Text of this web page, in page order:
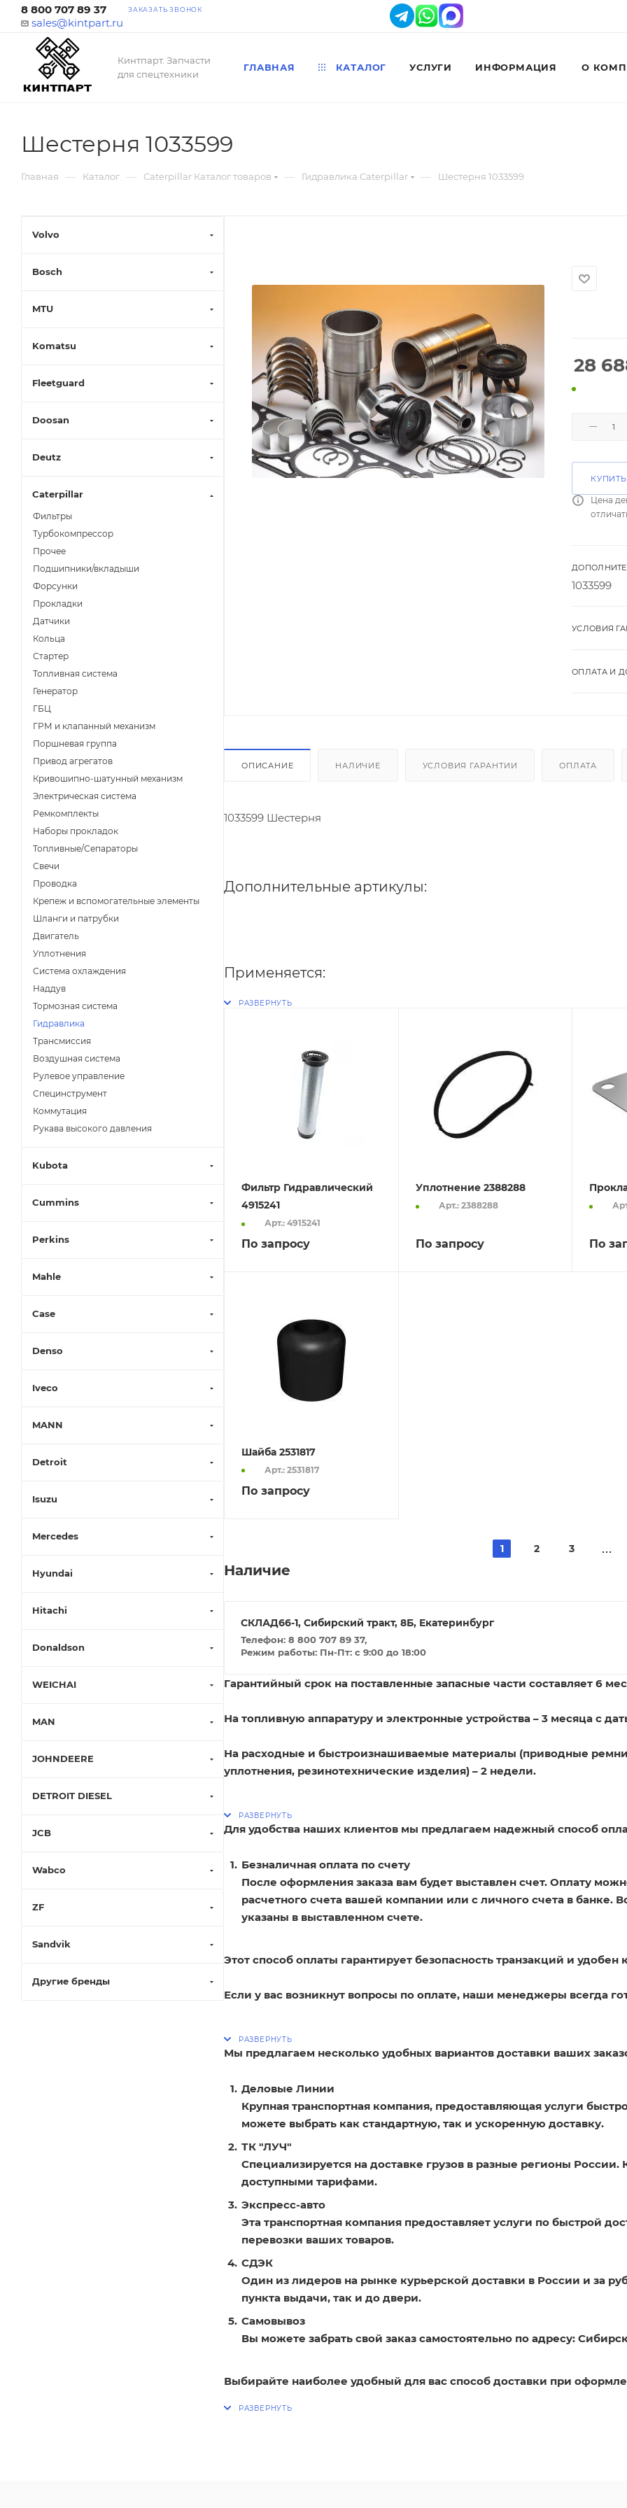
8 800 707 89 37 ЗАКАЗАТЬ ЗВОНОК
sales@kintpart.ru
Кинтпарт. Запчасти
для спецтехники
ГЛАВНАЯ КАТАЛОГ УСЛУГИ ИНФОРМАЦИЯ О
Шестерня 1033599
Главная — Каталог — Caterpillar Каталог товаров — Гидравлика Caterpillar — Шестерня 1033599
28
Цена
1033599
УСЛОВИЯ
ОПЛАТА И
ОПИСАНИЕ НАЛИЧИЕ УСЛОВИЯ ГАРАНТИИ ОПЛАТА
1033599 Шестерня
Дополнительные артикулы:
Применяется:
Фильтр Гидравлический
4915241
Арт.: 4915241
По запросу
Уплотнение 2388288
Арт.: 2388288
По запросу По
Шайба 2531817
Арт.: 2531817
По запросу
1 2 3
Наличие
СКЛАД66-1, Сибирский тракт, 8Б, Екатеринбург
Телефон: 8 800 707 89 37,
Режим работы: Пн-Пт: с 9:00 до 18:00
Гарантийный срок на поставленные запасные части составляет 6
На топливную аппаратуру и электронные устройства – 3 месяца с
На расходные и быстроизнашиваемые материалы (приводные
уплотнения, резинотехнические изделия) – 2 недели.
Для удобства наших клиентов мы предлагаем надежный способ
Безналичная оплата по счету
После оформления заказа вам будет выставлен счет. Оплату
расчетного счета вашей компании или с личного счета в банке.
указаны в выставленном счете.
Этот способ оплаты гарантирует безопасность транзакций и
Если у вас возникнут вопросы по оплате, наши менеджеры всегда
Мы предлагаем несколько удобных вариантов доставки ваших
Деловые Линии
Крупная транспортная компания, предоставляющая услуги
можете выбрать как стандартную, так и ускоренную доставку.
ТК "ЛУЧ"
Специализируется на доставке грузов в разные регионы
доступными тарифами.
Экспресс-авто
Эта транспортная компания предоставляет услуги по быстрой
перевозки ваших товаров.
СДЭК
Один из лидеров на рынке курьерской доставки в России и за
пункта выдачи, так и до двери.
Самовывоз
Вы можете забрать свой заказ самостоятельно по адресу:
Выбирайте наиболее удобный для вас способ доставки при
Volvo
Bosch
MTU
Komatsu
Fleetguard
Doosan
Deutz
Caterpillar
Фильтры
Турбокомпрессор
Прочее
Подшипники/вкладыши
Форсунки
Прокладки
Датчики
Кольца
Стартер
Топливная система
Генератор
ГБЦ
ГРМ и клапанный механизм
Поршневая группа
Привод агрегатов
Кривошипно-шатунный механизм
Электрическая система
Ремкомплекты
Наборы прокладок
Топливные/Сепараторы
Свечи
Проводка
Крепеж и вспомогательные элементы
Шланги и патрубки
Двигатель
Уплотнения
Система охлаждения
Наддув
Тормозная система
Гидравлика
Трансмиссия
Воздушная система
Рулевое управление
Специнструмент
Коммутация
Рукава высокого давления
Kubota
Cummins
Perkins
Mahle
Case
Denso
Iveco
MANN
Detroit
Isuzu
Mercedes
Hyundai
Hitachi
Donaldson
WEICHAI
MAN
JOHNDEERE
DETROIT DIESEL
JCB
Wabco
ZF
Sandvik
Другие бренды